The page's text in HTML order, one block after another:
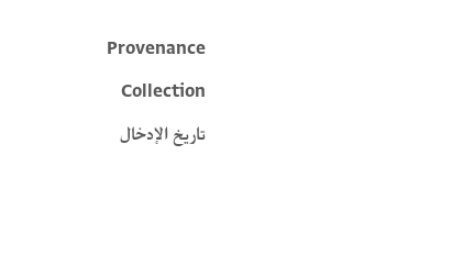
metadata
Provenance
Collection
تاريخ الإدخال